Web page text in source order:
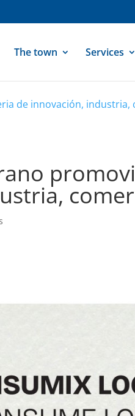
The town Services
de innovación,